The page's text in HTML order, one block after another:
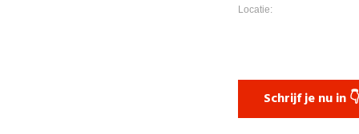
Locatie:
Schrijf je nu in 👇